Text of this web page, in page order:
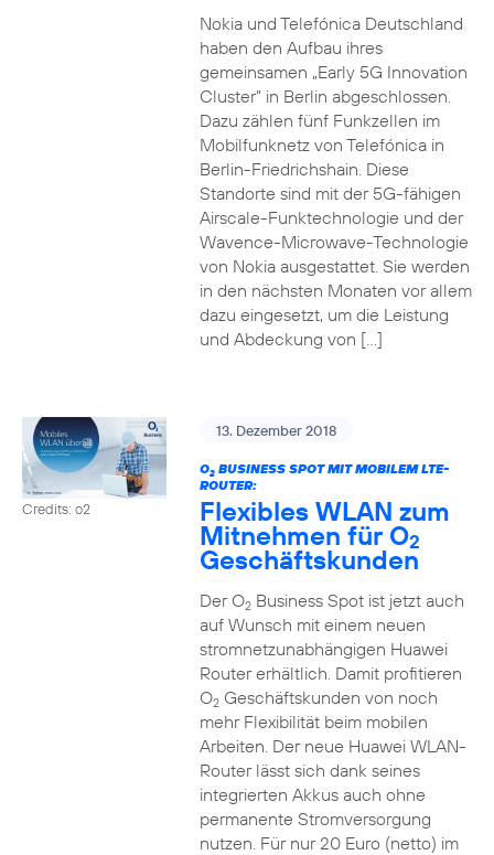
Nokia und Telefónica Deutschland
haben den Aufbau ihres
gemeinsamen „Early 5G Innovation
Cluster” in Berlin abgeschlossen.
Dazu zählen fünf Funkzellen im
Mobilfunknetz von Telefónica in
Berlin-Friedrichshain. Diese
Standorte sind mit der 5G-fähigen
Airscale-Funktechnologie und der
Wavence-Microwave-Technologie
von Nokia ausgestattet. Sie werden
in den nächsten Monaten vor allem
dazu eingesetzt, um die Leistung
und Abdeckung von […]
Credits: o2
13. Dezember 2018
O2BUSINESS SPOT MIT MOBILEM LTE-
ROUTER:
Flexibles WLAN zum
Mitnehmen für O2
Geschäftskunden
Der O2Business Spot ist jetzt auch
auf Wunsch mit einem neuen
stromnetzunabhängigen Huawei
Router erhältlich. Damit profitieren
O2Geschäftskunden von noch
mehr Flexibilität beim mobilen
Arbeiten. Der neue Huawei WLAN-
Router lässt sich dank seines
integrierten Akkus auch ohne
permanente Stromversorgung
nutzen. Für nur 20 Euro (netto) im